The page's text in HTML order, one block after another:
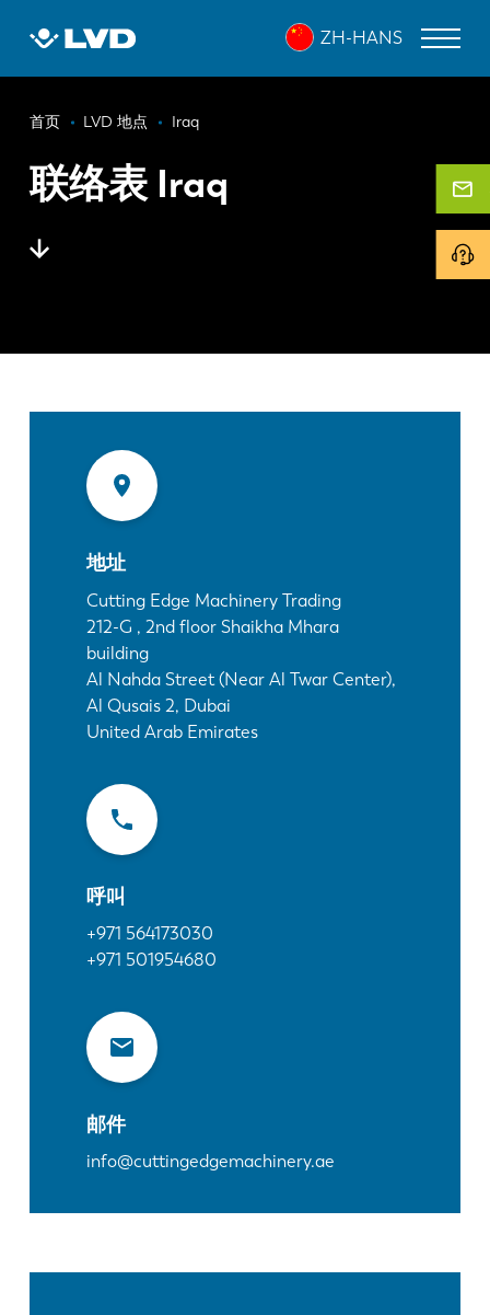
ZH-HANS
面
包
屑
首页 LVD 地点 Iraq
联络表 Iraq
地址
Cutting Edge Machinery Trading
212-G , 2nd floor Shaikha Mhara
building
Al Nahda Street (Near Al Twar Center),
Al Qusais 2, Dubai
United Arab Emirates
呼叫
+971 564173030
+971 501954680
邮件
info@cuttingedgemachinery.ae
激光切割机
折弯机
冲床
软件
关于 LVD
最新消息
客户案例
展会活动
资源中心
行业和解决方案
招贤纳士